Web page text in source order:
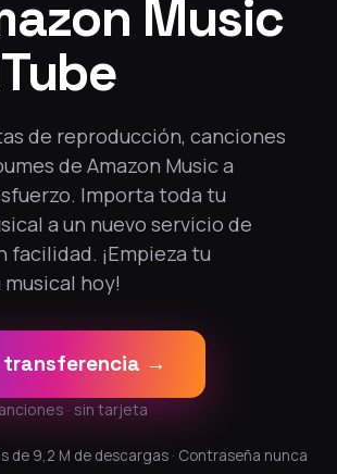
Music
de reproducción, canciones
de Amazon Music a
Importa toda tu
a un nuevo servicio de
facilidad. ¡Empieza tu
hoy!
transferencia →
· sin tarjeta
9,2 M de descargas · Contraseña nunca